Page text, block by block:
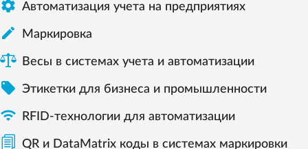
 Автоматизация учета на предприятиях
 Маркировка
Весы в системах учета и автоматизации
 Этикетки для бизнеса и промышленности
 RFID-технологии для автоматизации
QR и DataMatrix коды в системах маркировки